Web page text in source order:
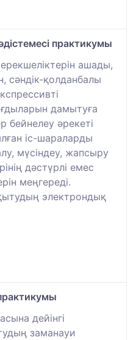
практикумы
ашады,
сәндік-қолданбалы
дамытуға
бейнелеу әрекеті
іс-шараларды
мүсіндеу, жапсыру
дәстүрлі емес
меңгереді.
электрондық
дейінгі
заманауи